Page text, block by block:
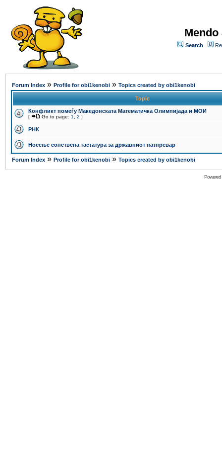
Search
Forum Index » Profile for obi1kenobi » Topics created by obi1kenobi
Topic
Конфликт помеѓу Македонската Математичка Олимпијада и МОИ
[ Go to page: 1 2 ]
РНК
Носење сопствена тастатура за државниот натпревар
Forum Index » Profile for obi1kenobi » Topics created by obi1kenobi